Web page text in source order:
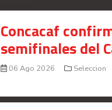
Concacaf
semifinales del
06 Ago 2026 Seleccion